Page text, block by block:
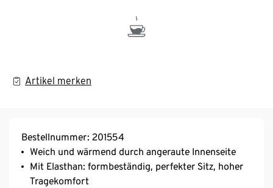
Artikel merken
Bestellnummer: 201554
Weich und wärmend durch angeraute Innenseite
Mit Elasthan: formbeständig, perfekter Sitz, hoher
Tragekomfort